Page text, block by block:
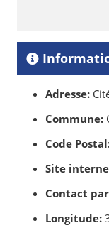
Adresse:
Commune:
Code
Site
Contact
Longitude: